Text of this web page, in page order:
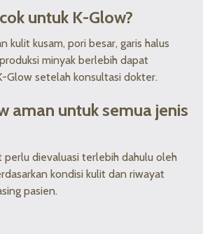
untuk K-Glow?
kulit kusam, pori besar, garis halus
minyak berlebih dapat
Glow setelah konsultasi dokter.
aman untuk semua jenis
perlu dievaluasi terlebih dahulu oleh
kondisi kulit dan riwayat
pasien.